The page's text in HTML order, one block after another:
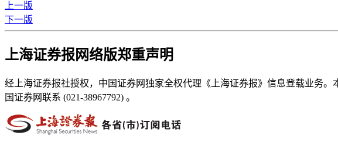
上一版
下一版
上海证券报网络版郑重声明
经上海证券报社授权，中国证券网独家全权代理《上海证券报》信息登载业务
国证券网联系 (021-38967792) 。